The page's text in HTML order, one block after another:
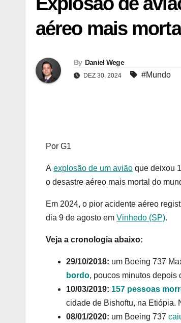
aéreo mais
By Daniel Wege
DEZ 30, 2024 #Mundo
Por G1
A explosão de um avião que deixou
o desastre aéreo mais mortal do
Em 2024, o pior acidente aéreo
dia 9 de agosto em Vinhedo (SP).
Veja a cronologia abaixo:
29/10/2018: um Boeing 737
bordo, poucos minutos depois
10/03/2019: 157 pessoas
cidade de Bishoftu, na Etiópia.
08/01/2020: um Boeing 737